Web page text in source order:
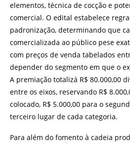
elementos, técnica de cocção e
comercial. O edital estabelece
padronização, determinando que
comercializada ao público pese
com preços de venda tabelados
depender do segmento em que o
A premiação totalizá R$ 80.000,00
entre os eixos, reservando R$
colocado, R$ 5.000,00 para o
terceiro lugar de cada categoria.
Para além do fomento à cadeia